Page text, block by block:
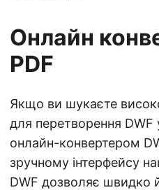
Онлайн
PDF
Якщо ви шукаєте
для перетворення DWF
онлайн-конвертером
зручному інтерфейсу
DWF дозволяє швидко